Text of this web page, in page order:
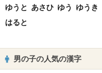
ゆうと あさひ ゆう ゆうき
はると
男の子の人気の漢字